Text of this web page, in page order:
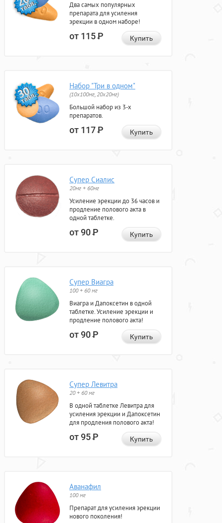
Два самых популярных
препарата для усиления
эрекции в одном наборе!
от 115Р Купить
Набор "Три в одном"
(10x100мг, 20x20мг)
Большой набор из 3-х
препаратов.
от 117Р Купить
Супер Сиалис
20мг + 60мг
Усиление эрекции до 36 часов и
продление полового акта в
одной таблетке.
от 90Р Купить
Супер Виагра
100 + 60 мг
Виагра и Дапоксетин в одной
таблетке. Усиление эрекции и
продление полового акта!
от 90Р Купить
Супер Левитра
20 + 60 мг
В одной таблетке Левитра для
усиления эрекции и Дапоксетин
для продления полового акта!
от 95Р Купить
Аванафил
100 мг
Препарат для усиления эрекции
нового поколения!